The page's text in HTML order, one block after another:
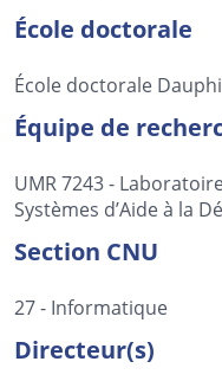
École doctorale
École doctorale
Équipe de
UMR 7243 -
Systèmes d’Aide à la
Section CNU
27 - Informatique
Directeur(s)